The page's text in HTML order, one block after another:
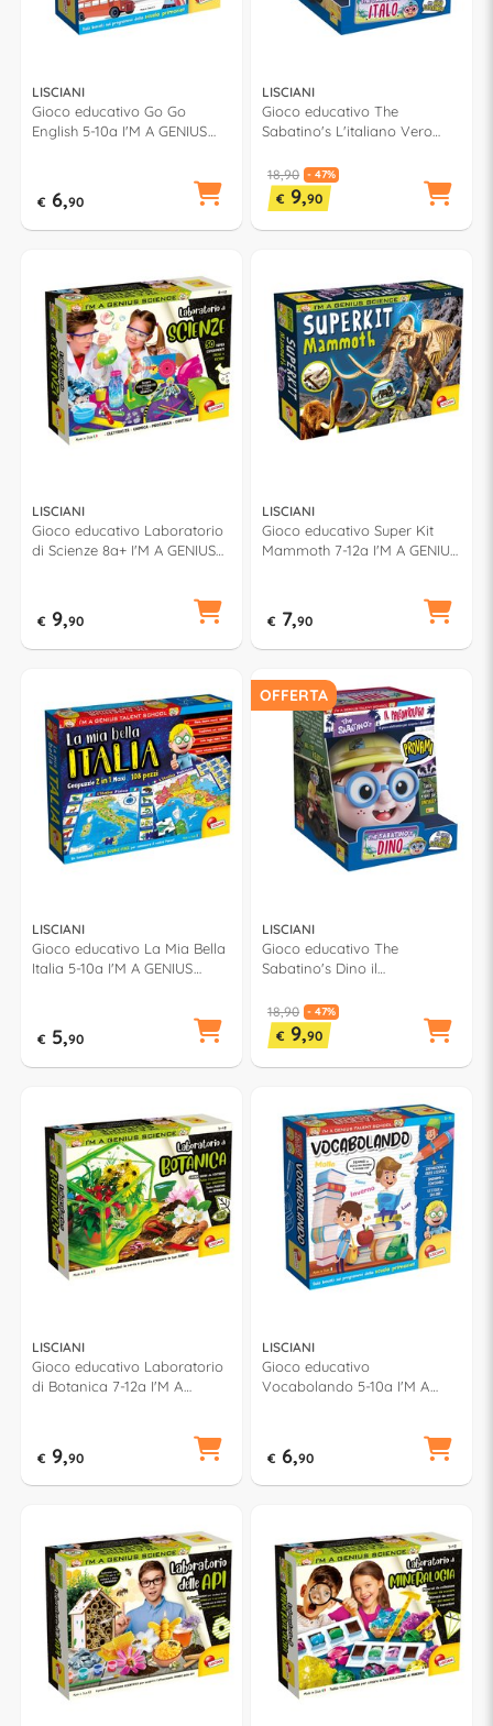
LISCIANI
Gioco educativo Go Go
English 5-10a I'M A GENIUS
€ 6,90
LISCIANI
Gioco educativo The
Sabatino's L'italiano Vero
107745
18,90 - 47%
€ 9,90
LISCIANI
Gioco educativo Laboratorio
di Scienze 8a+ I'M A GENIUS
€ 9,90
LISCIANI
Gioco educativo Super Kit
Mammoth 7-12a I'M A GENIUS
€ 7,90
LISCIANI
Gioco educativo La Mia Bella
Italia 5-10a I'M A GENIUS
€ 5,90
OFFERTA
LISCIANI
Gioco educativo The
Sabatino's Dino il
GENIUS 107438
18,90 - 47%
€ 9,90
LISCIANI
Gioco educativo Laboratorio
di Botanica 7-12a I'M A
€ 9,90
LISCIANI
Gioco educativo
Vocabolando 5-10a I'M A
€ 6,90